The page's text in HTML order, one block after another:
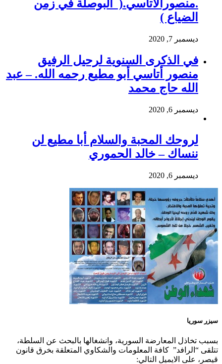
.منصورالاتاسي.( البوصلة في زمن
الضياع )
ديسمبر 7, 2020
في الذكرى السنوية لرحيل الرفيق
منصور أتاسي أبو مطيع رحمه الله. – عبد
الله حاج محمد
ديسمبر 6, 2020
لروحك المحبة والسلام أبا مطيع لن
ننساك – خالد الحموري
ديسمبر 6, 2020
سيزر سوريا
بسبب تخاذل المعارضة السورية، وانشغالها بالبحث عن السلطة،
تتلقى “الرافد” كافة المعلومات والشكاوي المتعلقة بخرق قانون
قيصر، على الايميل التالي: